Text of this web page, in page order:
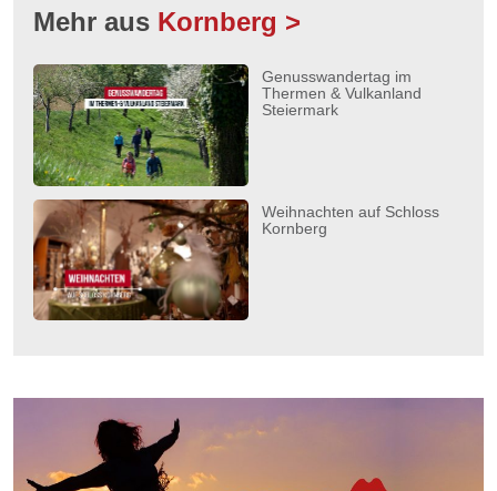
Mehr aus Kornberg >
Genusswandertag im
Thermen & Vulkanland
Steiermark
Weihnachten auf Schloss
Kornberg